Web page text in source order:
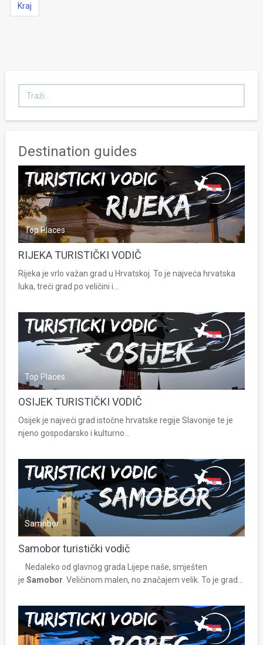
Kraj
Traži...
Destination guides
Top Places
RIJEKA TURISTIČKI VODIČ
Rijeka je vrlo važan grad u Hrvatskoj. To je najveća hrvatska
luka, treći grad po veličini i...
Top Places
OSIJEK TURISTIČKI VODIČ
Osijek je najveći grad istočne hrvatske regije Slavonije te je
njeno gospodarsko i kulturno...
Samobor
Samobor turistički vodič
Nedaleko od glavnog grada Lijepe naše, smješten
je Samobor . Veličinom malen, no značajem velik. To je grad...